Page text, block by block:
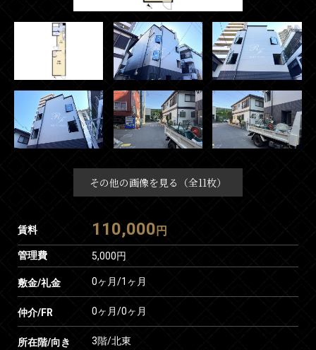
その他の画像を見る（全11枚）
賃料 110,000 円
管理費 5,000円
敷金/礼金 0ヶ月/1ヶ月
仲介/FR 0ヶ月/0ヶ月
所在階/向き 3階/北東